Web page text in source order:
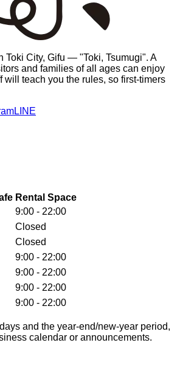
Toki City, Gifu — "Toki, Tsumugi". A
and families of all ages can enjoy
will teach you the rules, so first-timers
LINE
Rental Space
9:00 - 22:00
Closed
Closed
9:00 - 22:00
9:00 - 22:00
9:00 - 22:00
9:00 - 22:00
and the year-end/new-year period,
calendar or announcements.